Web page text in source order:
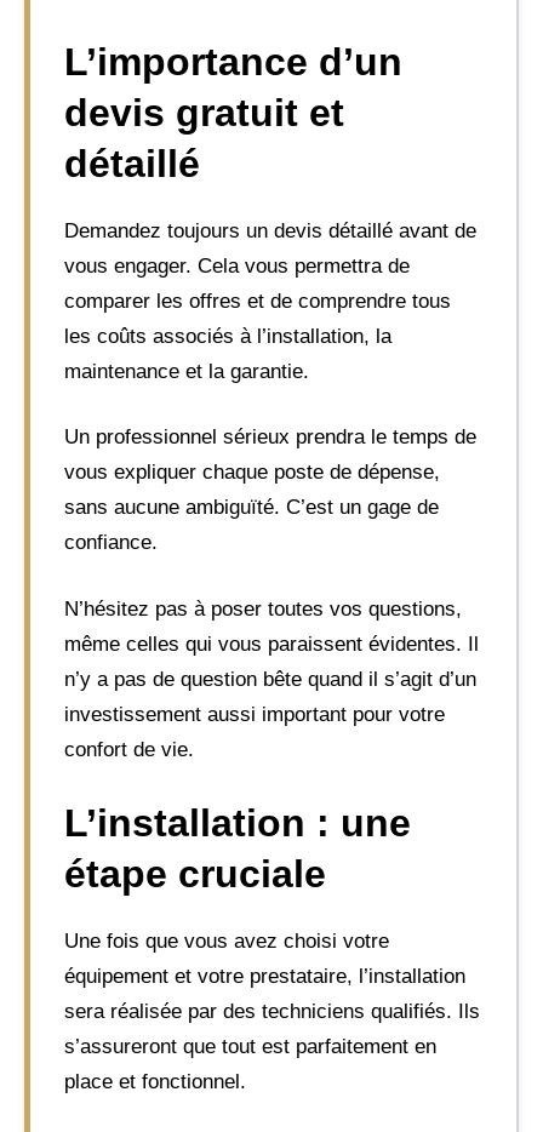
L’importance d’un
devis gratuit et
détaillé
Demandez toujours un devis détaillé avant de
vous engager. Cela vous permettra de
comparer les offres et de comprendre tous
les coûts associés à l’installation, la
maintenance et la garantie.
Un professionnel sérieux prendra le temps de
vous expliquer chaque poste de dépense,
sans aucune ambiguïté. C’est un gage de
confiance.
N’hésitez pas à poser toutes vos questions,
même celles qui vous paraissent évidentes. Il
n’y a pas de question bête quand il s’agit d’un
investissement aussi important pour votre
confort de vie.
L’installation : une
étape cruciale
Une fois que vous avez choisi votre
équipement et votre prestataire, l’installation
sera réalisée par des techniciens qualifiés. Ils
s’assureront que tout est parfaitement en
place et fonctionnel.